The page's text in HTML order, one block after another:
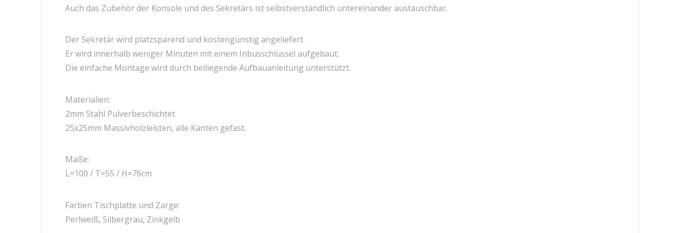
Auch das Zubehör der Konsole und des Sekretärs ist selbstverständlich untereinander austauschbar.
Der Sekretär wird platzsparend und kostengünstig angeliefert.
Er wird innerhalb weniger Minuten mit einem Inbusschlüssel aufgebaut.
Die einfache Montage wird durch beiliegende Aufbauanleitung unterstützt.
Materialien:
2mm Stahl Pulverbeschichtet
25x25mm Massivholzleisten, alle Kanten gefast.
Maße:
L=100 / T=55 / H=76cm
Farben Tischplatte und Zarge:
Perlweiß, Silbergrau, Zinkgelb